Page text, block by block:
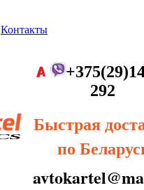
Контакты
292
Быстрая
по